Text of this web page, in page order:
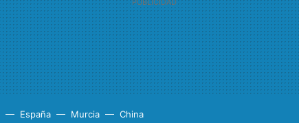
España Murcia China